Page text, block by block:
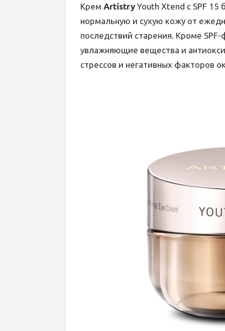
Крем Artistry Youth Xtend с SPF
нормальную и сухую кожу от
последствий старения. Кроме
увлажняющие вещества и
стрессов и негативных факторов